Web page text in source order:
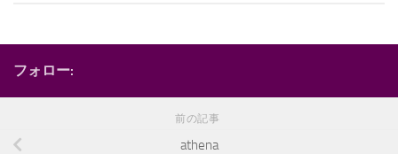
フォロー:
前の記事
athena